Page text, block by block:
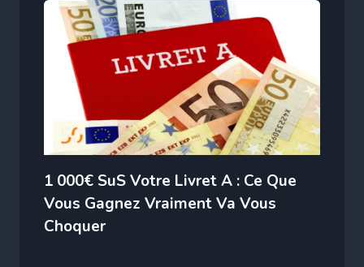
1 000€ SuS Votre Livret A : Ce Que
Vous Gagnez Vraiment Va Vous
Choquer